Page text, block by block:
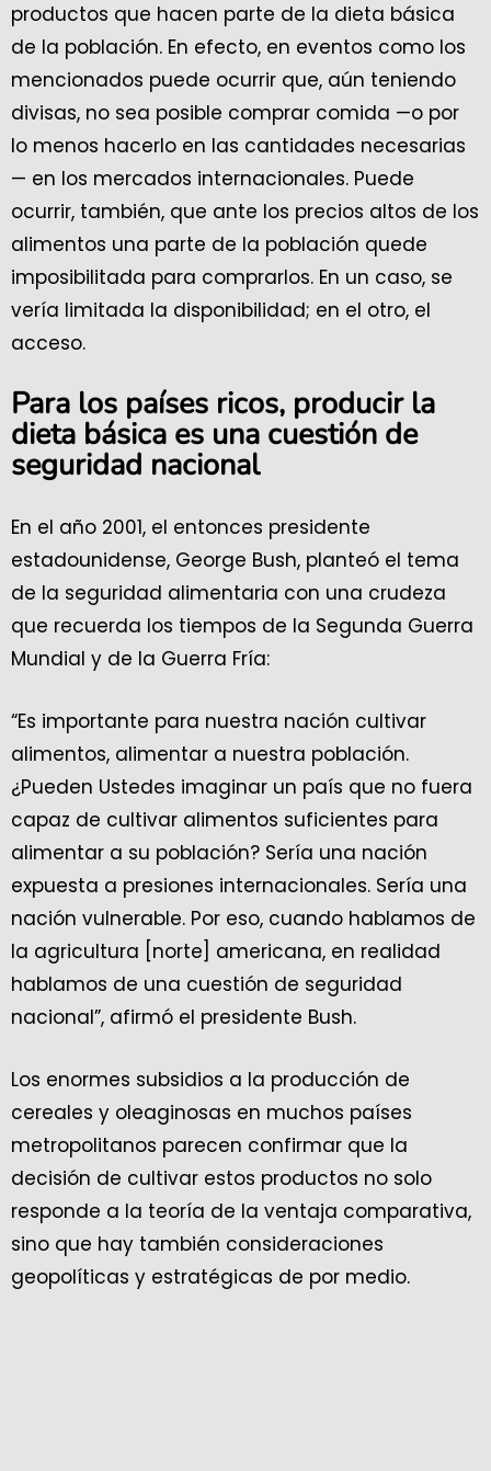
productos que hacen parte de la dieta básica
de la población. En efecto, en eventos como los
mencionados puede ocurrir que, aún teniendo
divisas, no sea posible comprar comida —o por
lo menos hacerlo en las cantidades necesarias
— en los mercados internacionales. Puede
ocurrir, también, que ante los precios altos de los
alimentos una parte de la población quede
imposibilitada para comprarlos. En un caso, se
vería limitada la disponibilidad; en el otro, el
acceso.
Para los países ricos, producir la
dieta básica es una cuestión de
seguridad nacional
En el año 2001, el entonces presidente
estadounidense, George Bush, planteó el tema
de la seguridad alimentaria con una crudeza
que recuerda los tiempos de la Segunda Guerra
Mundial y de la Guerra Fría:
“Es importante para nuestra nación cultivar
alimentos, alimentar a nuestra población.
¿Pueden Ustedes imaginar un país que no fuera
capaz de cultivar alimentos suficientes para
alimentar a su población? Sería una nación
expuesta a presiones internacionales. Sería una
nación vulnerable. Por eso, cuando hablamos de
la agricultura [norte] americana, en realidad
hablamos de una cuestión de seguridad
nacional”, afirmó el presidente Bush.
Los enormes subsidios a la producción de
cereales y oleaginosas en muchos países
metropolitanos parecen confirmar que la
decisión de cultivar estos productos no solo
responde a la teoría de la ventaja comparativa,
sino que hay también consideraciones
geopolíticas y estratégicas de por medio.